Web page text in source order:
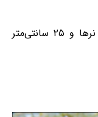
بدن به درازای ۳۰/۵ سانتی‌متر برای نرها و ۲۵ سانتی‌متر